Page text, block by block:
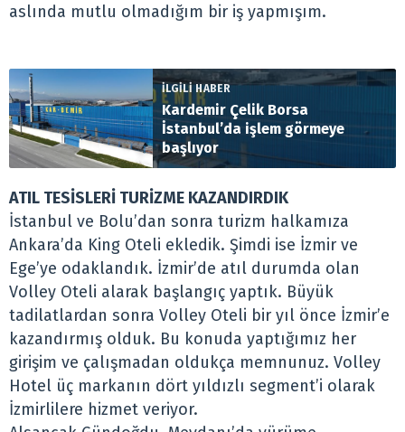
aslında mutlu olmadığım bir iş yapmışım.
İLGİLİ HABER
Kardemir Çelik Borsa
İstanbul’da işlem görmeye
başlıyor
ATIL TESİSLERİ TURİZME KAZANDIRDIK
İstanbul ve Bolu’dan sonra turizm halkamıza
Ankara’da King Oteli ekledik. Şimdi ise İzmir ve
Ege’ye odaklandık. İzmir’de atıl durumda olan
Volley Oteli alarak başlangıç yaptık. Büyük
tadilatlardan sonra Volley Oteli bir yıl önce İzmir’e
kazandırmış olduk. Bu konuda yaptığımız her
girişim ve çalışmadan oldukça memnunuz. Volley
Hotel üç markanın dört yıldızlı segment’i olarak
İzmirlilere hizmet veriyor.